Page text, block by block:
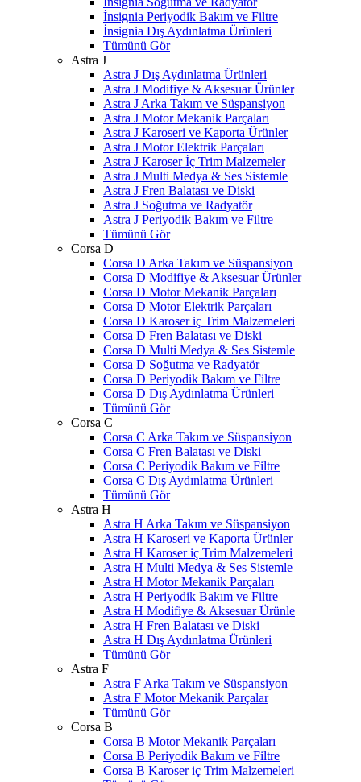
İnsignia Periyodik Bakım ve Filtre
İnsignia Dış Aydınlatma Ürünleri
Tümünü Gör
Astra J
Astra J Dış Aydınlatma Ürünleri
Astra J Modifiye & Aksesuar Ürünler
Astra J Arka Takım ve Süspansiyon
Astra J Motor Mekanik Parçaları
Astra J Karoseri ve Kaporta Ürünler
Astra J Motor Elektrik Parçaları
Astra J Karoser İç Trim Malzemeler
Astra J Multi Medya & Ses Sistemle
Astra J Fren Balatası ve Diski
Astra J Soğutma ve Radyatör
Astra J Periyodik Bakım ve Filtre
Tümünü Gör
Corsa D
Corsa D Arka Takım ve Süspansiyon
Corsa D Modifiye & Aksesuar Ürünler
Corsa D Motor Mekanik Parçaları
Corsa D Motor Elektrik Parçaları
Corsa D Karoser iç Trim Malzemeleri
Corsa D Fren Balatası ve Diski
Corsa D Multi Medya & Ses Sistemle
Corsa D Soğutma ve Radyatör
Corsa D Periyodik Bakım ve Filtre
Corsa D Dış Aydınlatma Ürünleri
Tümünü Gör
Corsa C
Corsa C Arka Takım ve Süspansiyon
Corsa C Fren Balatası ve Diski
Corsa C Periyodik Bakım ve Filtre
Corsa C Dış Aydınlatma Ürünleri
Tümünü Gör
Astra H
Astra H Arka Takım ve Süspansiyon
Astra H Karoseri ve Kaporta Ürünler
Astra H Karoser iç Trim Malzemeleri
Astra H Multi Medya & Ses Sistemle
Astra H Motor Mekanik Parçaları
Astra H Periyodik Bakım ve Filtre
Astra H Modifiye & Aksesuar Ürünle
Astra H Fren Balatası ve Diski
Astra H Dış Aydınlatma Ürünleri
Tümünü Gör
Astra F
Astra F Arka Takım ve Süspansiyon
Astra F Motor Mekanik Parçalar
Tümünü Gör
Corsa B
Corsa B Motor Mekanik Parçaları
Corsa B Periyodik Bakım ve Filtre
Corsa B Karoser iç Trim Malzemeleri